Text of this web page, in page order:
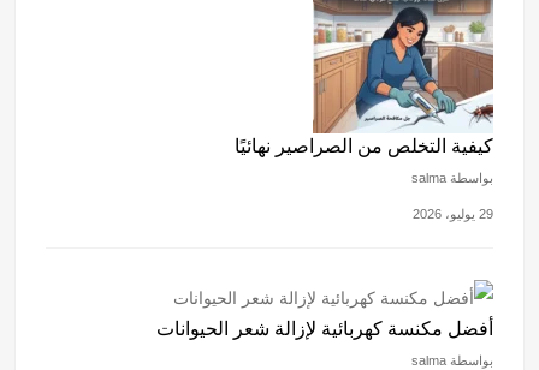
كيفية التخلص من الصراصير نهائيًا
بواسطة salma
29 يوليو، 2026
أفضل مكنسة كهربائية لإزالة شعر الحيوانات
بواسطة salma